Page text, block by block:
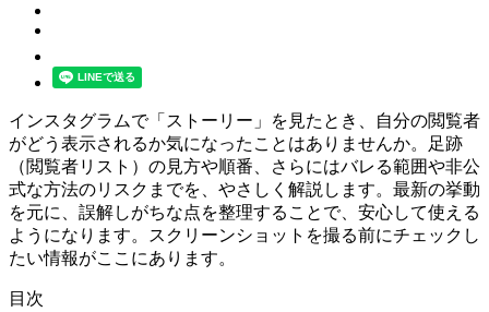
インスタグラムで「ストーリー」を見たとき、自分の閲覧者
がどう表示されるか気になったことはありませんか。足跡
（閲覧者リスト）の見方や順番、さらにはバレる範囲や非公
式な方法のリスクまでを、やさしく解説します。最新の挙動
を元に、誤解しがちな点を整理することで、安心して使える
ようになります。スクリーンショットを撮る前にチェックし
たい情報がここにあります。
目次